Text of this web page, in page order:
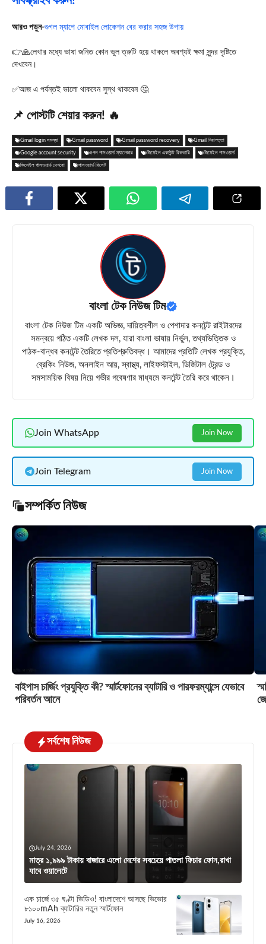
আরও পড়ুন-গুগল ম্যাপে মোবাইল লোকেশন বের করার সহজ উপায়
👉🙏লেখার মধ্যে ভাষা জনিত কোন ভুল ত্রুটি হয়ে থাকলে অবশ্যই ক্ষমা সুন্দর দৃষ্টিতে
দেখবেন।
✅আজ এ পর্যন্তই ভালো থাকবেন সুস্থ থাকবেন 🤔
📌 পোস্টটি শেয়ার করুন! 🔥
Gmail login সমস্যা Gmail password Gmail password recovery Gmail নিরাপত্তা
Google account security গুগল পাসওয়ার্ড ম্যানেজার জিমেইল একাউন্ট রিকভারি জিমেইল পাসওয়ার্ড
জিমেইল পাসওয়ার্ড দেখবো পাসওয়ার্ড রিসেট
বাংলা টেক নিউজ টিম
বাংলা টেক নিউজ টিম একটি অভিজ্ঞ, দায়িত্বশীল ও পেশাদার কনটেন্ট রাইটারদের
সমন্বয়ে গঠিত একটি লেখক দল, যারা বাংলা ভাষায় নির্ভুল, তথ্যভিত্তিক ও
পাঠক-বান্ধব কনটেন্ট তৈরিতে প্রতিশ্রুতিবদ্ধ। আমাদের প্রতিটি লেখক প্রযুক্তি,
ব্রেকিং নিউজ, অনলাইন আয়, স্বাস্থ্য, লাইফস্টাইল, ডিজিটাল ট্রেন্ড ও
সমসাময়িক বিষয় নিয়ে গভীর গবেষণার মাধ্যমে কনটেন্ট তৈরি করে থাকেন।
Join WhatsApp Join Now
Join Telegram Join Now
সম্পর্কিত নিউজ
বাইপাস চার্জিং প্রযুক্তি কী? স্মার্টফোনের ব্যাটারি ও পারফরম্যান্সে যেভাবে
পরিবর্তন আনে
সর্বশেষ নিউজ
July 24, 2026
মাত্র ১,৯৯৯ টাকায় বাজারে এলো দেশের সবচেয়ে পাতলা ফিচার ফোন,রাখা
যাবে ওয়ালেটে
এক চার্জে ৩৫ ঘণ্টা ভিডিও! বাংলাদেশে আসছে ভিভোর
৮১০০mAh ব্যাটারির নতুন স্মার্টফোন
July 16, 2026